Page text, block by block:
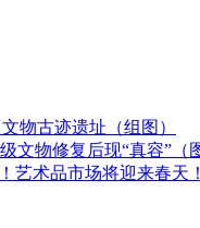
物古迹遗址（组图）
文物修复后现“真容”（